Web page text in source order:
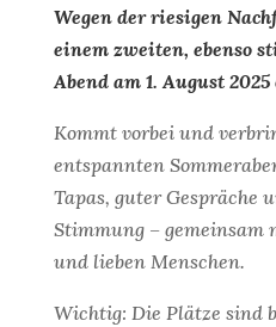
Wegen der riesigen
einem zweiten, ebenso
Abend am 1. August
Kommt vorbei und
entspannten
Tapas, guter Gespräche
Stimmung – gemeinsam
und lieben Menschen.
Wichtig: Die Plätze sind